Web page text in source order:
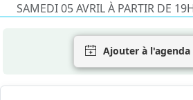
SAMEDI 05 AVRIL À PARTIR DE
Ajouter à l'agenda